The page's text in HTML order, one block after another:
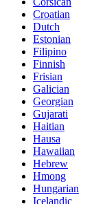
Croatian
Dutch
Estonian
Filipino
Finnish
Frisian
Galician
Georgian
Gujarati
Haitian
Hausa
Hawaiian
Hebrew
Hmong
Hungarian
Icelandic